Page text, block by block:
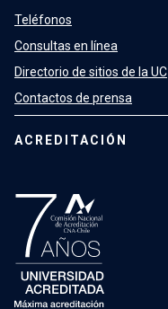
Teléfonos
Consultas en línea
Directorio de sitios de la UC
Contactos de prensa
ACREDITACIÓN